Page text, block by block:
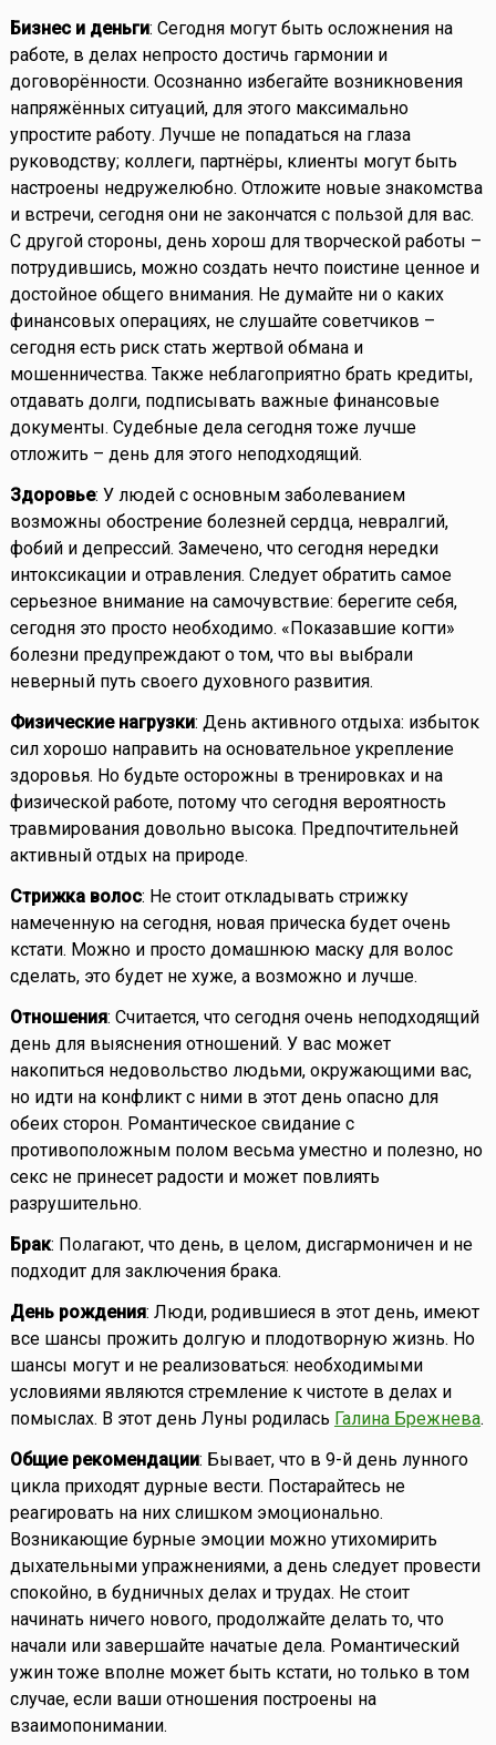
Бизнес и деньги: Сегодня могут быть осложнения на
работе, в делах непросто достичь гармонии и
договорённости. Осознанно избегайте возникновения
напряжённых ситуаций, для этого максимально
упростите работу. Лучше не попадаться на глаза
руководству; коллеги, партнёры, клиенты могут быть
настроены недружелюбно. Отложите новые знакомства
и встречи, сегодня они не закончатся с пользой для вас.
С другой стороны, день хорош для творческой работы –
потрудившись, можно создать нечто поистине ценное и
достойное общего внимания. Не думайте ни о каких
финансовых операциях, не слушайте советчиков –
сегодня есть риск стать жертвой обмана и
мошенничества. Также неблагоприятно брать кредиты,
отдавать долги, подписывать важные финансовые
документы. Судебные дела сегодня тоже лучше
отложить – день для этого неподходящий.
Здоровье: У людей с основным заболеванием
возможны обострение болезней сердца, невралгий,
фобий и депрессий. Замечено, что сегодня нередки
интоксикации и отравления. Следует обратить самое
серьезное внимание на самочувствие: берегите себя,
сегодня это просто необходимо. «Показавшие когти»
болезни предупреждают о том, что вы выбрали
неверный путь своего духовного развития.
Физические нагрузки: День активного отдыха: избыток
сил хорошо направить на основательное укрепление
здоровья. Но будьте осторожны в тренировках и на
физической работе, потому что сегодня вероятность
травмирования довольно высока. Предпочтительней
активный отдых на природе.
Стрижка волос: Не стоит откладывать стрижку
намеченную на сегодня, новая прическа будет очень
кстати. Можно и просто домашнюю маску для волос
сделать, это будет не хуже, а возможно и лучше.
Отношения: Считается, что сегодня очень неподходящий
день для выяснения отношений. У вас может
накопиться недовольство людьми, окружающими вас,
но идти на конфликт с ними в этот день опасно для
обеих сторон. Романтическое свидание с
противоположным полом весьма уместно и полезно, но
секс не принесет радости и может повлиять
разрушительно.
Брак: Полагают, что день, в целом, дисгармоничен и не
подходит для заключения брака.
День рождения: Люди, родившиеся в этот день, имеют
все шансы прожить долгую и плодотворную жизнь. Но
шансы могут и не реализоваться: необходимыми
условиями являются стремление к чистоте в делах и
помыслах. В этот день Луны родилась Галина Брежнева.
Общие рекомендации: Бывает, что в 9-й день лунного
цикла приходят дурные вести. Постарайтесь не
реагировать на них слишком эмоционально.
Возникающие бурные эмоции можно утихомирить
дыхательными упражнениями, а день следует провести
спокойно, в будничных делах и трудах. Не стоит
начинать ничего нового, продолжайте делать то, что
начали или завершайте начатые дела. Романтический
ужин тоже вполне может быть кстати, но только в том
случае, если ваши отношения построены на
взаимопонимании.